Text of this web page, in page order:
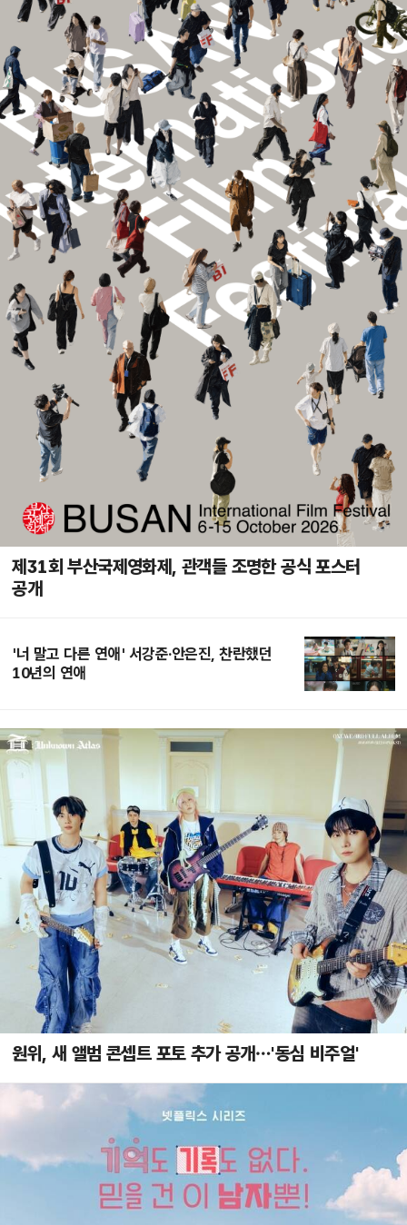
제31회 부산국제영화제, 관객들 조명한 공식 포스터
공개
'너 말고 다른 연애' 서강준·안은진, 찬란했던
10년의 연애
원위, 새 앨범 콘셉트 포토 추가 공개…'동심 비주얼'